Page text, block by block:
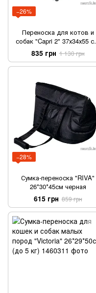
−26%
Переноска для котов и
собак "Capri 2" 37х34х55
пластик, до 8 кг, серая
835 грн 1 130 грн
−28%
Сумка-переноска "RIVA"
26*30*45см черная
615 грн 859 грн